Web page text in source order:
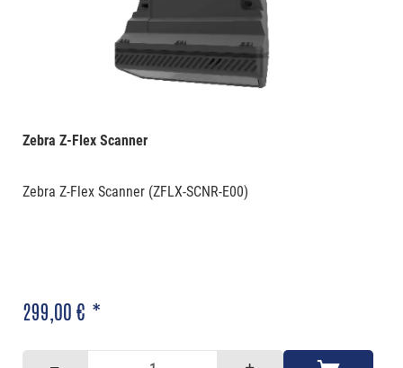
Zebra Z-Flex Scanner
Zebra Z-Flex Scanner (ZFLX-SCNR-E00)
299,00 € *